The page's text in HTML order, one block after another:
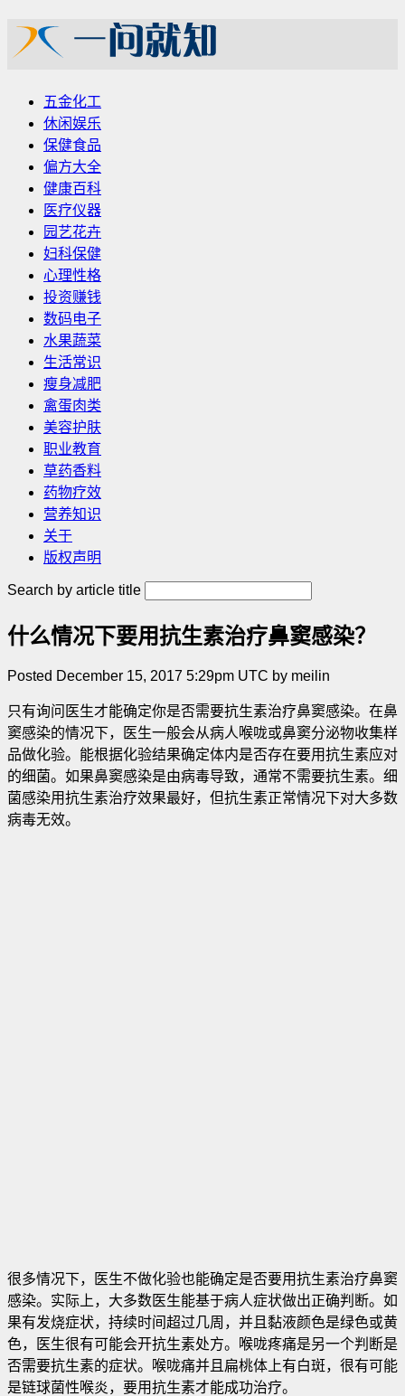
五金化工
休闲娱乐
保健食品
偏方大全
健康百科
医疗仪器
园艺花卉
妇科保健
心理性格
投资赚钱
数码电子
水果蔬菜
生活常识
瘦身减肥
禽蛋肉类
美容护肤
职业教育
草药香料
药物疗效
营养知识
关于
版权声明
Search by article title
什么情况下要用抗生素治疗鼻窦感染？
Posted December 15, 2017 5:29pm UTC by meilin
只有询问医生才能确定你是否需要抗生素治疗鼻窦感染。在鼻
窦感染的情况下，医生一般会从病人喉咙或鼻窦分泌物收集样
品做化验。能根据化验结果确定体内是否存在要用抗生素应对
的细菌。如果鼻窦感染是由病毒导致，通常不需要抗生素。细
菌感染用抗生素治疗效果最好，但抗生素正常情况下对大多数
病毒无效。
很多情况下，医生不做化验也能确定是否要用抗生素治疗鼻窦
感染。实际上，大多数医生能基于病人症状做出正确判断。如
果有发烧症状，持续时间超过几周，并且黏液颜色是绿色或黄
色，医生很有可能会开抗生素处方。喉咙疼痛是另一个判断是
否需要抗生素的症状。喉咙痛并且扁桃体上有白斑，很有可能
是链球菌性喉炎，要用抗生素才能成功治疗。